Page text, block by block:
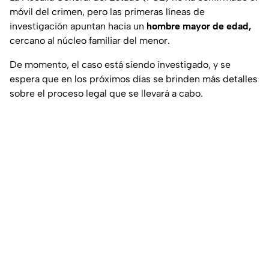
móvil del crimen, pero las primeras líneas de
investigación apuntan hacia un hombre mayor de edad,
cercano al núcleo familiar del menor.
De momento, el caso está siendo investigado, y se
espera que en los próximos días se brinden más detalles
sobre el proceso legal que se llevará a cabo.